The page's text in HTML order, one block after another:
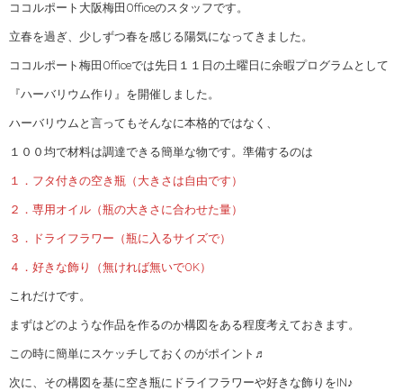
ココルポート大阪梅田Officeのスタッフです。
立春を過ぎ、少しずつ春を感じる陽気になってきました。
ココルポート梅田Officeでは先日１１日の土曜日に余暇プログラムとして
『ハーバリウム作り』を開催しました。
ハーバリウムと言ってもそんなに本格的ではなく、
１００均で材料は調達できる簡単な物です。準備するのは
１．フタ付きの空き瓶（大きさは自由です）
２．専用オイル（瓶の大きさに合わせた量）
３．ドライフラワー（瓶に入るサイズで）
４．好きな飾り（無ければ無いでOK）
これだけです。
まずはどのような作品を作るのか構図をある程度考えておきます。
この時に簡単にスケッチしておくのがポイント♬
次に、その構図を基に空き瓶にドライフラワーや好きな飾りをIN♪